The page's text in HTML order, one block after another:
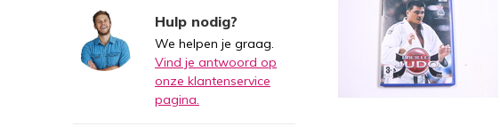
Hulp nodig?
We helpen je graag.
Vind je antwoord op
onze klantenservice
pagina.